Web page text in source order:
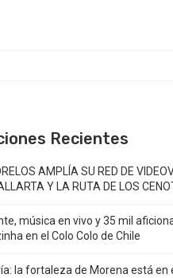
Recientes
AMPLÍA SU RED DE
Y LA RUTA DE LOS
música en vivo y 35 mil
en el Colo Colo de Chile
la fortaleza de Morena está en